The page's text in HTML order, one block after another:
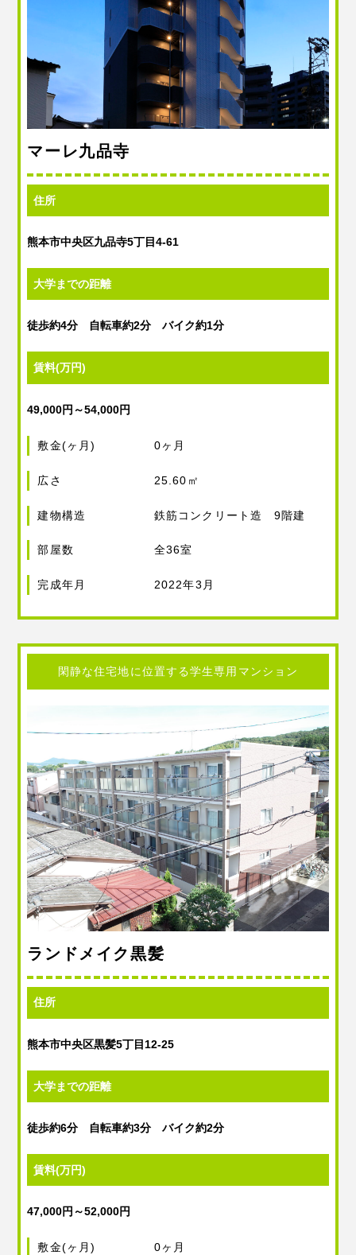
マーレ九品寺
住所
熊本市中央区九品寺5丁目4-61
大学までの距離
徒歩約4分 自転車約2分 バイク約1分
賃料(万円)
49,000円～54,000円
敷金(ヶ月) 0ヶ月
広さ 25.60㎡
建物構造 鉄筋コンクリート造 9階建
部屋数 全36室
完成年月 2022年3月
閑静な住宅地に位置する学生専用マンション
ランドメイク黒髪
住所
熊本市中央区黒髪5丁目12-25
大学までの距離
徒歩約6分 自転車約3分 バイク約2分
賃料(万円)
47,000円～52,000円
敷金(ヶ月) 0ヶ月